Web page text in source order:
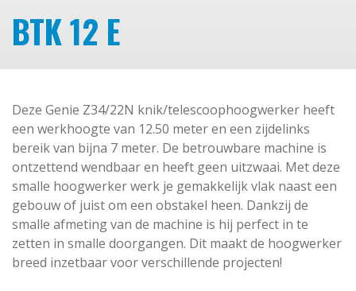
BTK 12 E
Deze Genie Z34/22N knik/telescoophoogwerker heeft
een werkhoogte van 12.50 meter en een zijdelinks
bereik van bijna 7 meter. De betrouwbare machine is
ontzettend wendbaar en heeft geen uitzwaai. Met deze
smalle hoogwerker werk je gemakkelijk vlak naast een
gebouw of juist om een obstakel heen. Dankzij de
smalle afmeting van de machine is hij perfect in te
zetten in smalle doorgangen. Dit maakt de hoogwerker
breed inzetbaar voor verschillende projecten!